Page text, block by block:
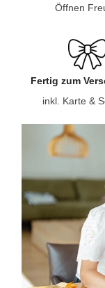
Öffnen
Fertig zum
inkl. Karte &